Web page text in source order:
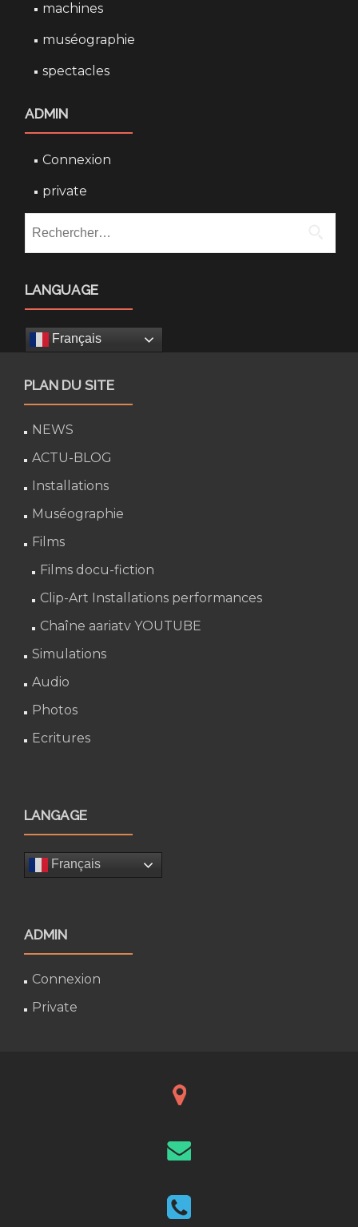
machines
muséographie
spectacles
ADMIN
Connexion
private
LANGUAGE
Français
PLAN DU SITE
NEWS
ACTU-BLOG
Installations
Muséographie
Films
Films docu-fiction
Clip-Art Installations performances
Chaîne aariatv YOUTUBE
Simulations
Audio
Photos
Ecritures
LANGAGE
Français
ADMIN
Connexion
Private